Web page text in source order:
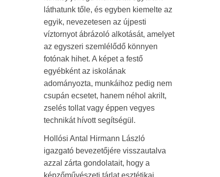
láthatunk tőle, és egyben kiemelte az
egyik, nevezetesen az újpesti
víztornyot ábrázoló alkotását, amelyet
az egyszeri szemlélődő könnyen
fotónak hihet. A képet a festő
egyébként az iskolának
adományozta, munkáihoz pedig nem
csupán ecsetet, hanem néhol akrilt,
zselés tollat vagy éppen vegyes
technikát hívott segítségül.
Hollósi Antal Hirmann László
igazgató bevezetőjére visszautalva
azzal zárta gondolatait, hogy a